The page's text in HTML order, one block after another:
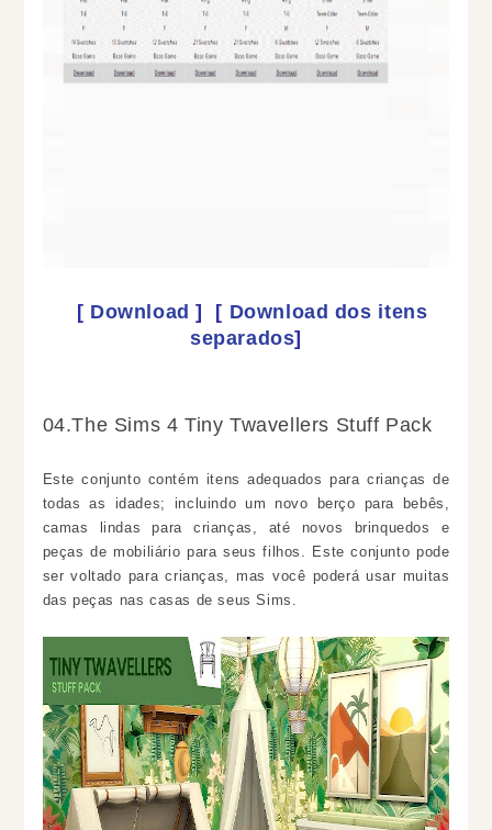
[ Download ] [ Download dos itens
separados]
04.The Sims 4 Tiny Twavellers Stuff Pack
Este conjunto contém itens adequados para crianças de
todas as idades; incluindo um novo berço para bebês,
camas lindas para crianças, até novos brinquedos e
peças de mobiliário para seus filhos. Este conjunto pode
ser voltado para crianças, mas você poderá usar muitas
das peças nas casas de seus Sims.